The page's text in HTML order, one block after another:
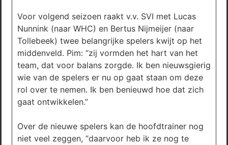
Voor volgend seizoen raakt v.v. SVI met Lucas
Nunnink (naar WHC) en Bertus Nijmeijer (naar
Tollebeek) twee belangrijke spelers kwijt op het
middenveld. Pim: “zij vormden het hart van het
team, dat voor balans zorgde. Ik ben nieuwsgierig
wie van de spelers er nu op gaat staan om deze
rol over te nemen. Ik ben benieuwd hoe dat zich
gaat ontwikkelen.”
Over de nieuwe spelers kan de hoofdtrainer nog
niet veel zeggen, “daarvoor heb ik ze nog te